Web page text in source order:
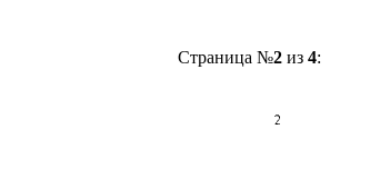
Страница №2из 4: